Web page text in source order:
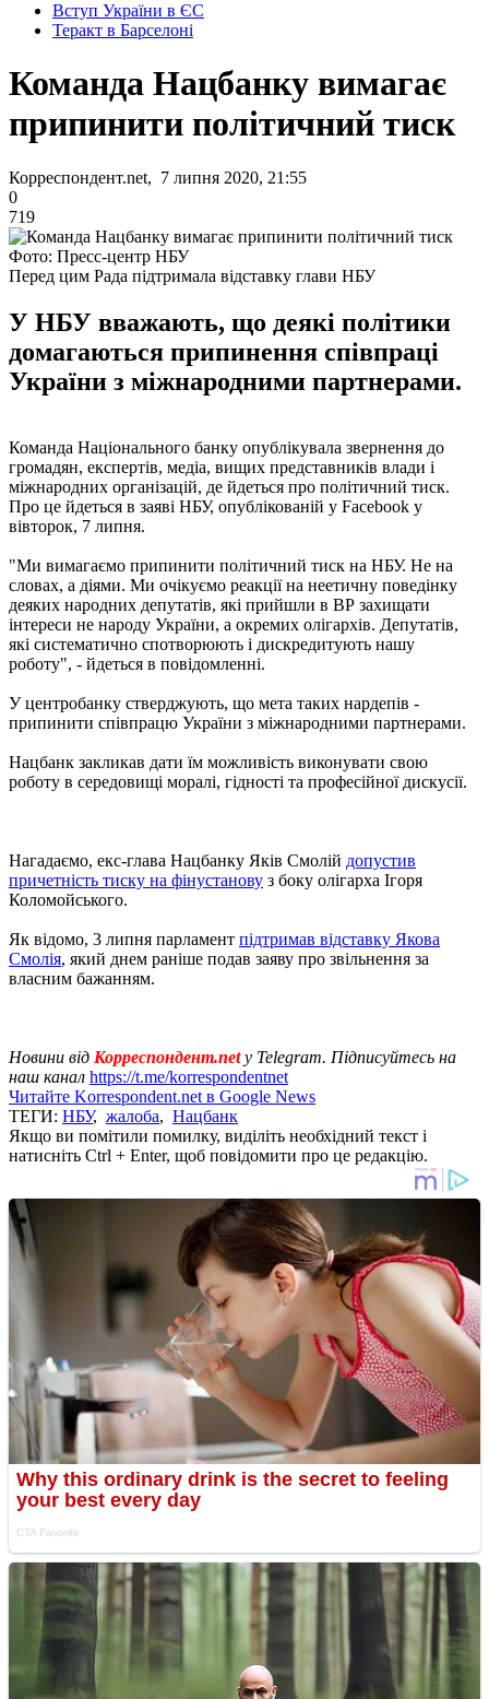
Вступ України в ЄС
Теракт в Барселоні
Команда Нацбанку вимагає
припинити політичний тиск
Корреспондент.net, 7 липня 2020, 21:55
0
719
Фото: Пресс-центр НБУ
Перед цим Рада підтримала відставку глави НБУ
У НБУ вважають, що деякі політики
домагаються припинення співпраці
України з міжнародними партнерами.
Команда Національного банку опублікувала звернення до
громадян, експертів, медіа, вищих представників влади і
міжнародних організацій, де йдеться про політичний тиск.
Про це йдеться в заяві НБУ, опублікованій у Facebook у
вівторок, 7 липня.
"Ми вимагаємо припинити політичний тиск на НБУ. Не на
словах, а діями. Ми очікуємо реакції на неетичну поведінку
деяких народних депутатів, які прийшли в ВР захищати
інтереси не народу України, а окремих олігархів. Депутатів,
які систематично спотворюють і дискредитують нашу
роботу", - йдеться в повідомленні.
У центробанку стверджують, що мета таких нардепів -
припинити співпрацю України з міжнародними партнерами.
Нацбанк закликав дати їм можливість виконувати свою
роботу в середовищі моралі, гідності та професійної дискусії.
Нагадаємо, екс-глава Нацбанку Яків Смолій допустив
причетність тиску на фінустанову з боку олігарха Ігоря
Коломойського.
Як відомо, 3 липня парламент підтримав відставку Якова
Смолія, який днем ​​раніше подав заяву про звільнення за
власним бажанням.
Новини від Корреспондент.net у Telegram. Підписуйтесь на
наш канал https://t.me/korrespondentnet
Читайте Korrespondent.net в Google News
ТЕГИ: НБУ, жалоба, Нацбанк
Якщо ви помітили помилку, виділіть необхідний текст і
натисніть Ctrl + Enter, щоб повідомити про це редакцію.